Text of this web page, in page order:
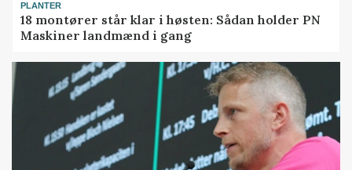
PLANTER
18 montører står klar i høsten: Sådan holder PN
Maskiner landmænd i gang